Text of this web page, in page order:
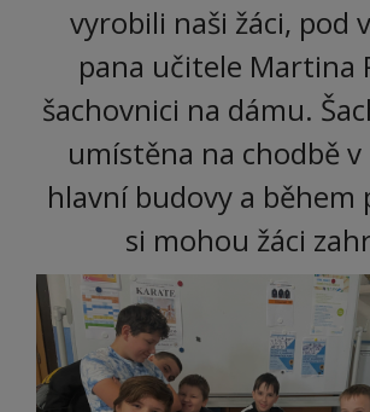
vyrobili naši žáci, pod
pana učitele Martina
šachovnici na dámu.
umístěna na chodbě
hlavní budovy a během
si mohou žáci